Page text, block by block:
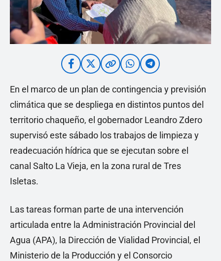
En el marco de un plan de contingencia y previsión
climática que se despliega en distintos puntos del
territorio chaqueño, el gobernador Leandro Zdero
supervisó este sábado los trabajos de limpieza y
readecuación hídrica que se ejecutan sobre el
canal Salto La Vieja, en la zona rural de Tres
Isletas.
Las tareas forman parte de una intervención
articulada entre la Administración Provincial del
Agua (APA), la Dirección de Vialidad Provincial, el
Ministerio de la Producción y el Consorcio